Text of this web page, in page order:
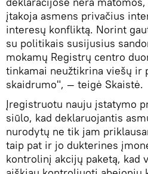
įtakoja asmens privačius
interesų konfliktą. Norint
su politikais susijusius
mokamų Registrų centro
tinkamai neužtikrina viešų ir
skaidrumo", — teigė Skaistė.
Įregistruotu nauju įstatymo
siūlo, kad deklaruojantis
nurodytų ne tik jam
taip pat ir jo dukterines
kontrolinį akcijų paketą, kad